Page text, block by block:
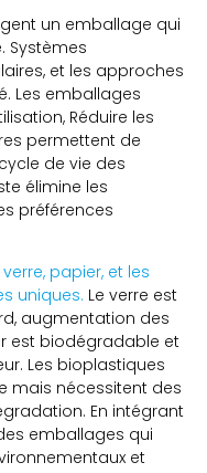
un emballage qui
Systèmes
et les approches
Les emballages
Réduire les
permettent de
de vie des
élimine les
préférences
papier, et les
uniques. Le verre est
augmentation des
est biodégradable et
Les bioplastiques
mais nécessitent des
En intégrant
emballages qui
et